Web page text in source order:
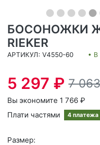
БОСОНОЖКИ
RIEKER
АРТИКУЛ: V4550-60 •
5 297 ₽ 7 063
Вы экономите 1 766 ₽
Плати частями
4 платежа
Размер: